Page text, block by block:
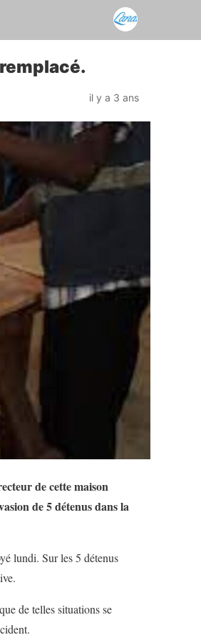
il y a 3 ans
de cette maison
de 5 détenus dans la
lundi. Sur les 5 détenus
de telles situations se